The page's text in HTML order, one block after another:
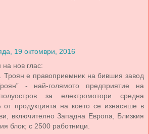
19 октомври, 2016
нов глас:
е правоприемник на бившия завод
- най-голямото предприятие на
за електромотори средна
от продукцията на което се изнасяше в
включително Западна Европа, Близкия
блок; с 2500 работници.